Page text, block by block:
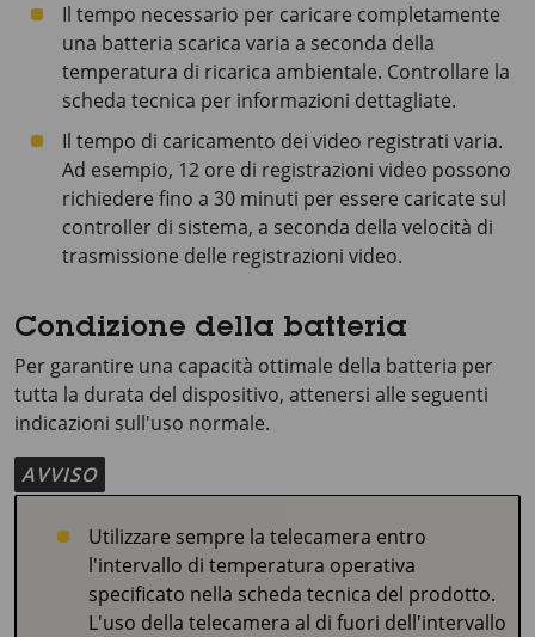
Il tempo necessario per caricare completamente
una batteria scarica varia a seconda della
temperatura di ricarica ambientale. Controllare la
scheda tecnica per informazioni dettagliate.
Il tempo di caricamento dei video registrati varia.
Ad esempio, 12 ore di registrazioni video possono
richiedere fino a 30 minuti per essere caricate sul
controller di sistema, a seconda della velocità di
trasmissione delle registrazioni video.
Condizione della batteria
Per garantire una capacità ottimale della batteria per
tutta la durata del dispositivo, attenersi alle seguenti
indicazioni sull'uso normale.
AVVISO
Utilizzare sempre la telecamera entro
l'intervallo di temperatura operativa
specificato nella scheda tecnica del prodotto.
L'uso della telecamera al di fuori dell'intervallo